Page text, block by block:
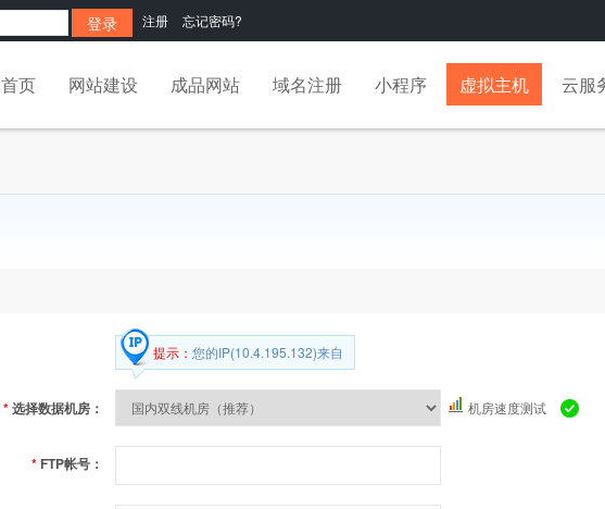
注册 忘记密码?
首页 网站建设 成品网站 域名注册 小程序 虚拟主机 云服
提示： 您的IP(10.4.195.132)来自
*选择数据机房： 机房速度测试
* FTP帐号：